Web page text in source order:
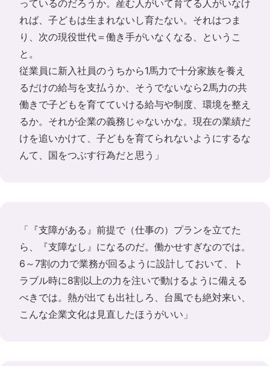
っているのだろうか。産む人がいて育てる人がいなけ
れば、子どもは生まれないし育たない。それはつま
り、次の現役世代＝働き手がいなくなる、というこ
と。
従業員に新入社員のうちから1馬力で十分家族を養え
るだけの給与を支払うか、そうでないなら2馬力の共
働きで子どもを育てていける給与や制度、環境を整え
るか。それが企業の義務じゃないかな。現在の業績だ
けを追いかけて、子どもを育てられないようにするな
んて、国をつぶす行為だと思う」
「『支障がある』前提で（仕事の）プランを立てた
ら、『支障なし』になるのだ。働かせすぎなのでは。
6～7割の力で業務が回るように設計しておいて、ト
ラブル時に8割以上の力を注いで動けるように備える
べきでは。熱が出ても出社しろ、台風でも絶対来い、
こんな企業文化は見直したほうがいい」